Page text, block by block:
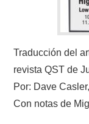
Traducción del
revista QST de
Por: Dave
Con notas de